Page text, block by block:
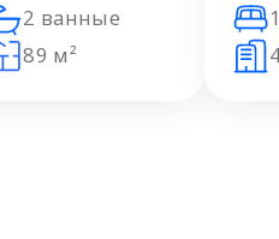
2 ванные
89 м²